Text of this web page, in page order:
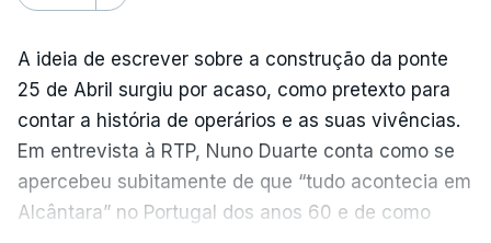
A ideia de escrever sobre a construção da ponte
25 de Abril surgiu por acaso, como pretexto para
contar a história de operários e as suas vivências.
Em entrevista à RTP, Nuno Duarte conta como se
apercebeu subitamente de que “tudo acontecia em
Alcântara” no Portugal dos anos 60 e de como